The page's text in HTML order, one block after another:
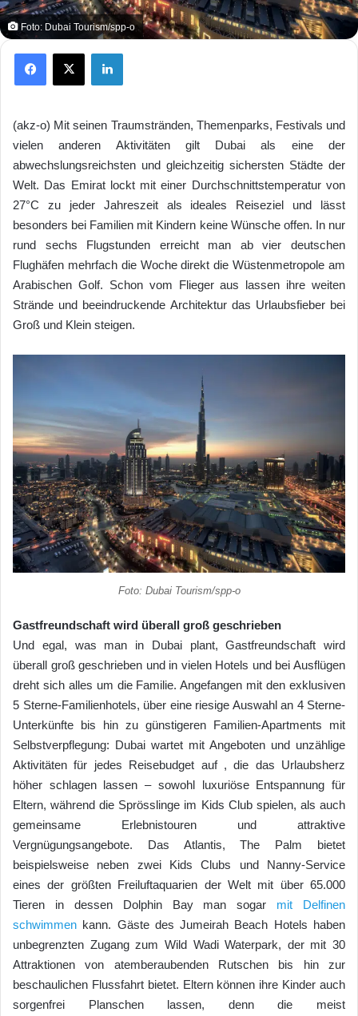
Foto: Dubai Tourism/spp-o
X
(akz-o) Mit seinen Traumstränden, Themenparks, Festivals und
vielen anderen Aktivitäten gilt Dubai als eine der
abwechslungsreichsten und gleichzeitig sichersten Städte der
Welt. Das Emirat lockt mit einer Durchschnittstemperatur von
27°C zu jeder Jahreszeit als ideales Reiseziel und lässt
besonders bei Familien mit Kindern keine Wünsche offen. In nur
rund sechs Flugstunden erreicht man ab vier deutschen
Flughäfen mehrfach die Woche direkt die Wüstenmetropole am
Arabischen Golf. Schon vom Flieger aus lassen ihre weiten
Strände und beeindruckende Architektur das Urlaubsfieber bei
Groß und Klein steigen.
Foto: Dubai Tourism/spp-o
Gastfreundschaft wird überall groß geschrieben
Und egal, was man in Dubai plant, Gastfreundschaft wird
überall groß geschrieben und in vielen Hotels und bei Ausflügen
dreht sich alles um die Familie. Angefangen mit den exklusiven
5 Sterne-Familienhotels, über eine riesige Auswahl an 4 Sterne-
Unterkünfte bis hin zu günstigeren Familien-Apartments mit
Selbstverpflegung: Dubai wartet mit Angeboten und unzählige
Aktivitäten für jedes Reisebudget auf , die das Urlaubsherz
höher schlagen lassen – sowohl luxuriöse Entspannung für
Eltern, während die Sprösslinge im Kids Club spielen, als auch
gemeinsame Erlebnistouren und attraktive
Vergnügungsangebote. Das Atlantis, The Palm bietet
beispielsweise neben zwei Kids Clubs und Nanny-Service
eines der größten Freiluftaquarien der Welt mit über 65.000
Tieren in dessen Dolphin Bay man sogar mit Delfinen
schwimmen kann. Gäste des Jumeirah Beach Hotels haben
unbegrenzten Zugang zum Wild Wadi Waterpark, der mit 30
Attraktionen von atemberaubenden Rutschen bis hin zur
beschaulichen Flussfahrt bietet. Eltern können ihre Kinder auch
sorgenfrei Planschen lassen, denn die meist